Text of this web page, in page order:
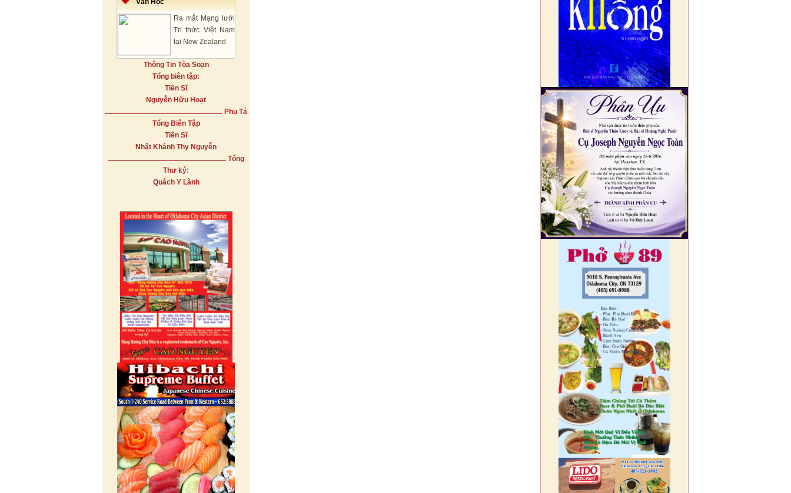
Văn Học
Ra mắt Mạng lưới
Tri thức Việt Nam
tại New Zealand
Thông Tin Tòa Soạn
Tổng biên tập:
Tiến Sĩ
Nguyễn Hữu Hoạt
Phụ Tá
Tổng Biên Tập
Tiến Sĩ
Nhật Khánh Thy Nguyễn
Tổng
Thư ký:
Quách Y Lành